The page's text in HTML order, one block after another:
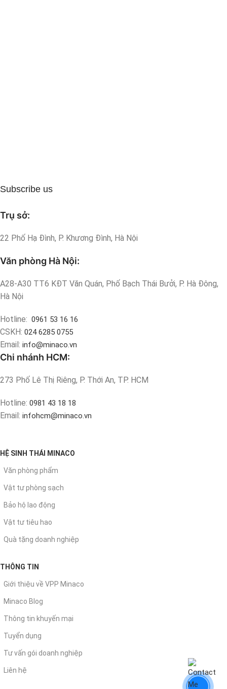
Subscribe us
Trụ sở:
22 Phố Hạ Đình, P. Khương Đình, Hà Nội
Văn phòng Hà Nội:
A28-A30 TT6 KĐT Văn Quán, Phố Bạch Thái Bưởi, P. Hà Đông,
Hà Nội
Hotline: 0961 53 16 16
CSKH: 024 6285 0755
Email: info@minaco.vn
Chi nhánh HCM:
273 Phố Lê Thị Riêng, P. Thới An, TP. HCM
Hotline: 0981 43 18 18
Email: infohcm@minaco.vn
HỆ SINH THÁI MINACO
Văn phòng phẩm
Vật tư phòng sạch
Bảo hộ lao động
Vật tư tiêu hao
Quà tặng doanh nghiệp
THÔNG TIN
Giới thiệu về VPP Minaco
Minaco Blog
Thông tin khuyến mại
Tuyển dụng
Tư vấn gói doanh nghiệp
Liên hệ